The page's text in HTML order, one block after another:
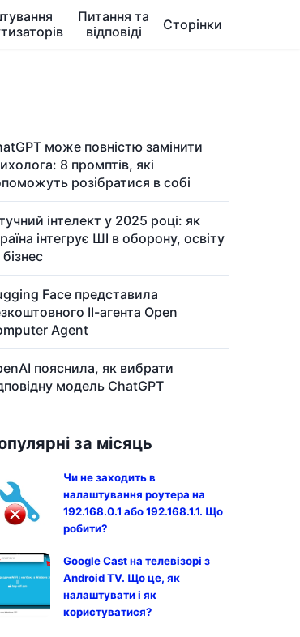
Питання та
відповіді
Сторінки
може повністю замінити
8 промптів, які
розібратися в собі
інтелект у 2025 році: як
інтегрує ШІ в оборону, освіту
Face представила
ІІ-агента Open
Agent
пояснила, як вибрати
модель ChatGPT
за місяць
Чи не заходить в
налаштування роутера на
192.168.0.1 або 192.168.1.1. Що
робити?
Google Cast на телевізорі з
Android TV. Що це, як
налаштувати і як
користуватися?